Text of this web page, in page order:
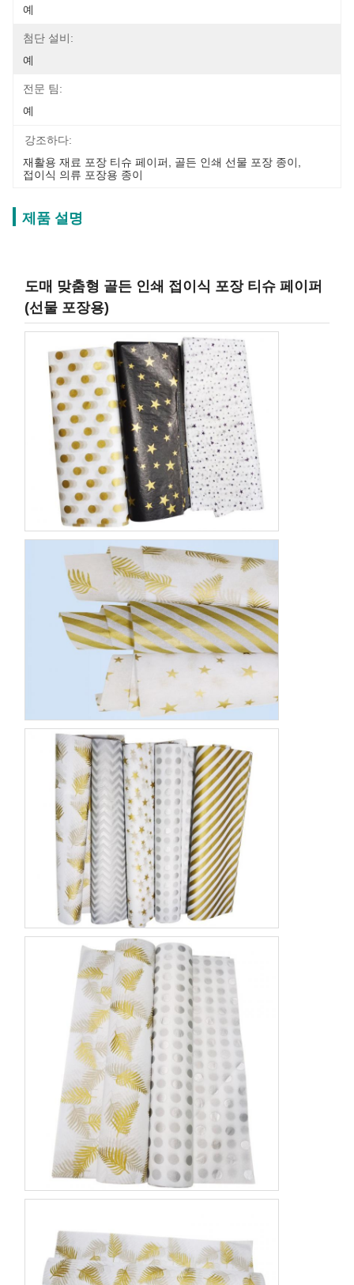
예
첨단 설비:
예
전문 팀:
예
강조하다:
재활용 재료 포장 티슈 페이퍼
골든 인쇄 선물 포장 종이
접이식 의류 포장용 종이
제품 설명
도매 맞춤형 골든 인쇄 접이식 포장 티슈 페이퍼
(선물 포장용)